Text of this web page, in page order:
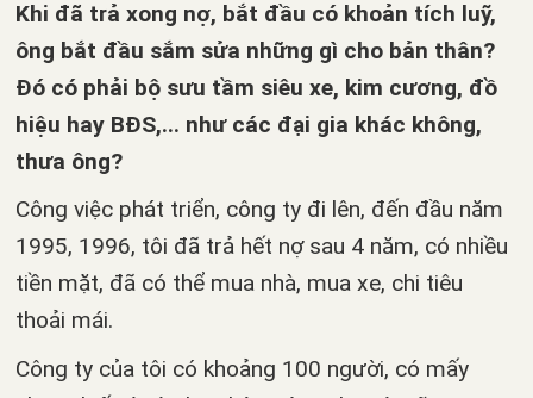
Khi đã trả xong nợ, bắt đầu có khoản tích luỹ,
ông bắt đầu sắm sửa những gì cho bản thân?
Đó có phải bộ sưu tầm siêu xe, kim cương, đồ
hiệu hay BĐS,... như các đại gia khác không,
thưa ông?
Công việc phát triển, công ty đi lên, đến đầu năm
1995, 1996, tôi đã trả hết nợ sau 4 năm, có nhiều
tiền mặt, đã có thể mua nhà, mua xe, chi tiêu
thoải mái.
Công ty của tôi có khoảng 100 người, có mấy